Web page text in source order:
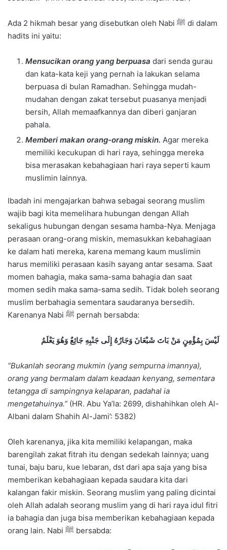
Ada 2 hikmah besar yang disebutkan oleh Nabi ﷺ di dalam
hadits ini yaitu:
Mensucikan orang yang berpuasa dari senda gurau
dan kata-kata keji yang pernah ia lakukan selama
berpuasa di bulan Ramadhan. Sehingga mudah-
mudahan dengan zakat tersebut puasanya menjadi
bersih, Allah memaafkannya dan diberi ganjaran
pahala.
Memberi makan orang-orang miskin. Agar mereka
memiliki kecukupan di hari raya, sehingga mereka
bisa merasakan kebahagiaan hari raya seperti kaum
muslimin lainnya.
Ibadah ini mengajarkan bahwa sebagai seorang muslim
wajib bagi kita memelihara hubungan dengan Allah
sekaligus hubungan dengan sesama hamba-Nya. Menjaga
perasaan orang-orang miskin, memasukkan kebahagiaan
ke dalam hati mereka, karena memang kaum muslimin
harus memiliki perasaan kasih sayang antar sesama. Saat
momen bahagia, maka sama-sama bahagia dan saat
momen sedih maka sama-sama sedih. Tidak boleh seorang
muslim berbahagia sementara saudaranya bersedih.
Karenanya Nabi ﷺ pernah bersabda:
لَيْسَ بِمُؤْمِنٍ مَنْ بَاتَ شَبْعَانَ وَجَارُهُ إِلَى جَنْبِهِ جَائِعٌ وَهُوَ يَعْلَمُ
“Bukanlah seorang mukmin (yang sempurna imannya),
orang yang bermalam dalam keadaan kenyang, sementara
tetangga di sampingnya kelaparan, padahal ia
mengetahuinya.” (HR. Abu Ya’la: 2699, dishahihkan oleh Al-
Albani dalam Shahih Al-Jami’: 5382)
Oleh karenanya, jika kita memiliki kelapangan, maka
barengilah zakat fitrah itu dengan sedekah lainnya; uang
tunai, baju baru, kue lebaran, dst dari apa saja yang bisa
memberikan kebahagiaan kepada saudara kita dari
kalangan fakir miskin. Seorang muslim yang paling dicintai
oleh Allah adalah seorang muslim yang di hari raya idul fitri
ia bahagia dan juga bisa memberikan kebahagiaan kepada
orang lain. Nabi ﷺ bersabda: